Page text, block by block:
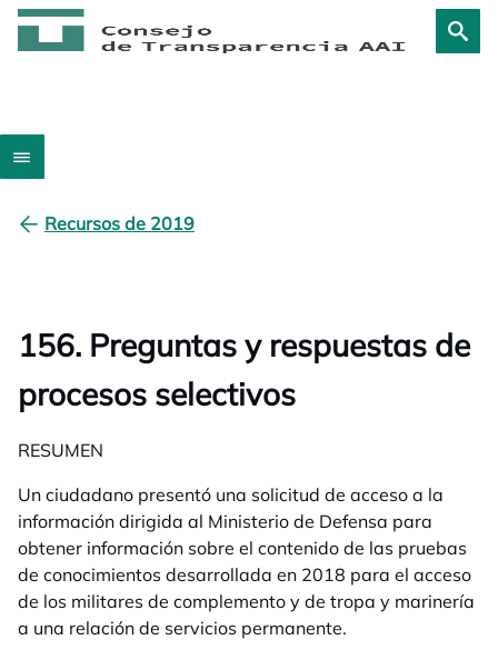
Recursos de 2019
156. Preguntas y respuestas de
procesos selectivos
RESUMEN
Un ciudadano presentó una solicitud de acceso a la
información dirigida al Ministerio de Defensa para
obtener información sobre el contenido de las pruebas
de conocimientos desarrollada en 2018 para el acceso
de los militares de complemento y de tropa y marinería
a una relación de servicios permanente.